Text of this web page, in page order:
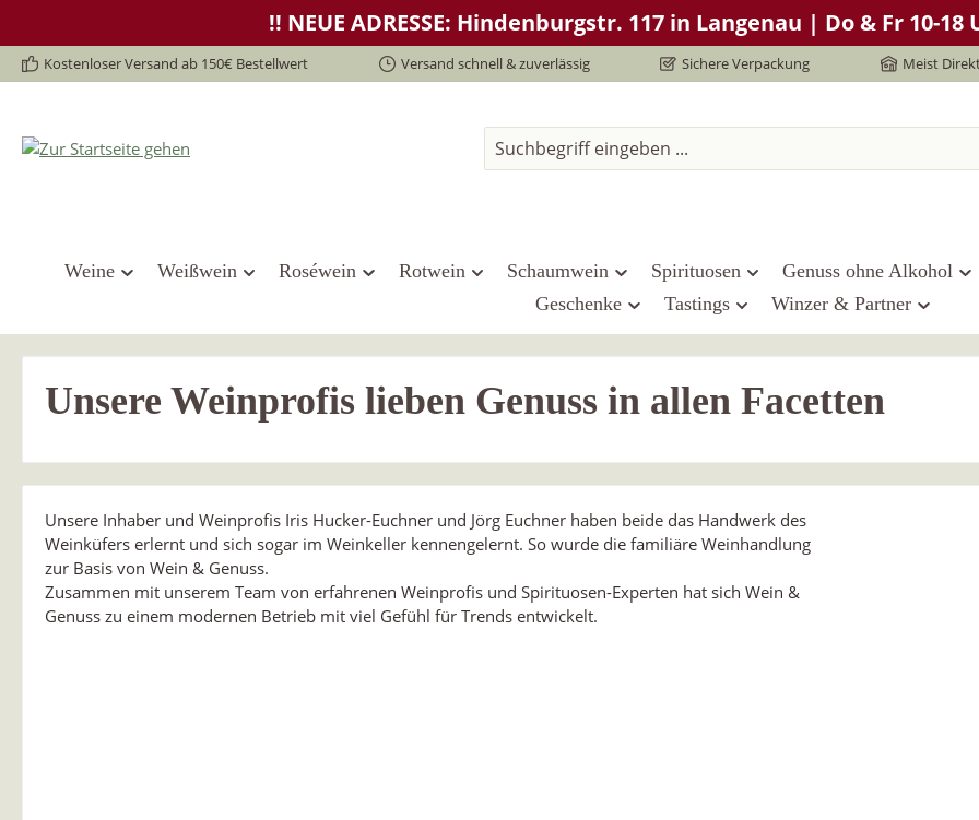
Zur Hauptnavigation springen!! NEUE ADRESSE: Hindenburgstr. 117 in Langenau | Do & Fr 10-18
Kostenloser Versand ab 150€ Bestellwert Versand schnell & zuverlässig Sichere Verpackung Meist
Weine Weißwein Roséwein Rotwein Schaumwein Spirituosen Genuss ohne Alkohol
Geschenke
Tastings Winzer & Partner
Unsere Weinprofis lieben Genuss in allen Facetten
Unsere Inhaber und Weinprofis Iris Hucker-Euchner und Jörg Euchner haben beide das Handwerk des
Weinküfers erlernt und sich sogar im Weinkeller kennengelernt. So wurde die familiäre Weinhandlung
zur Basis von Wein & Genuss.
Zusammen mit unserem Team von erfahrenen Weinprofis und Spirituosen-Experten hat sich Wein &
Genuss zu einem modernen Betrieb mit viel Gefühl für Trends entwickelt.